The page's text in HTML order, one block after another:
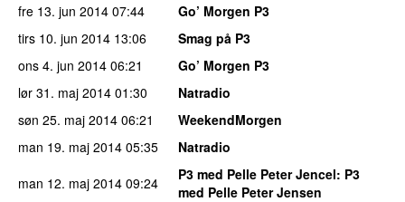
fre 13. jun 2014 07:44
Go’ Morgen P3
tirs 10. jun 2014 13:06
Smag på P3
ons 4. jun 2014 06:21
Go’ Morgen P3
lør 31. maj 2014 01:30
Natradio
søn 25. maj 2014 06:21
WeekendMorgen
man 19. maj 2014 05:35
Natradio
man 12. maj 2014 09:24 P3 med Pelle Peter Jencel: P3
med Pelle Peter Jensen